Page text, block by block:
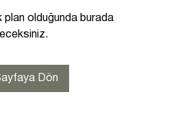
plan olduğunda burada
Dön